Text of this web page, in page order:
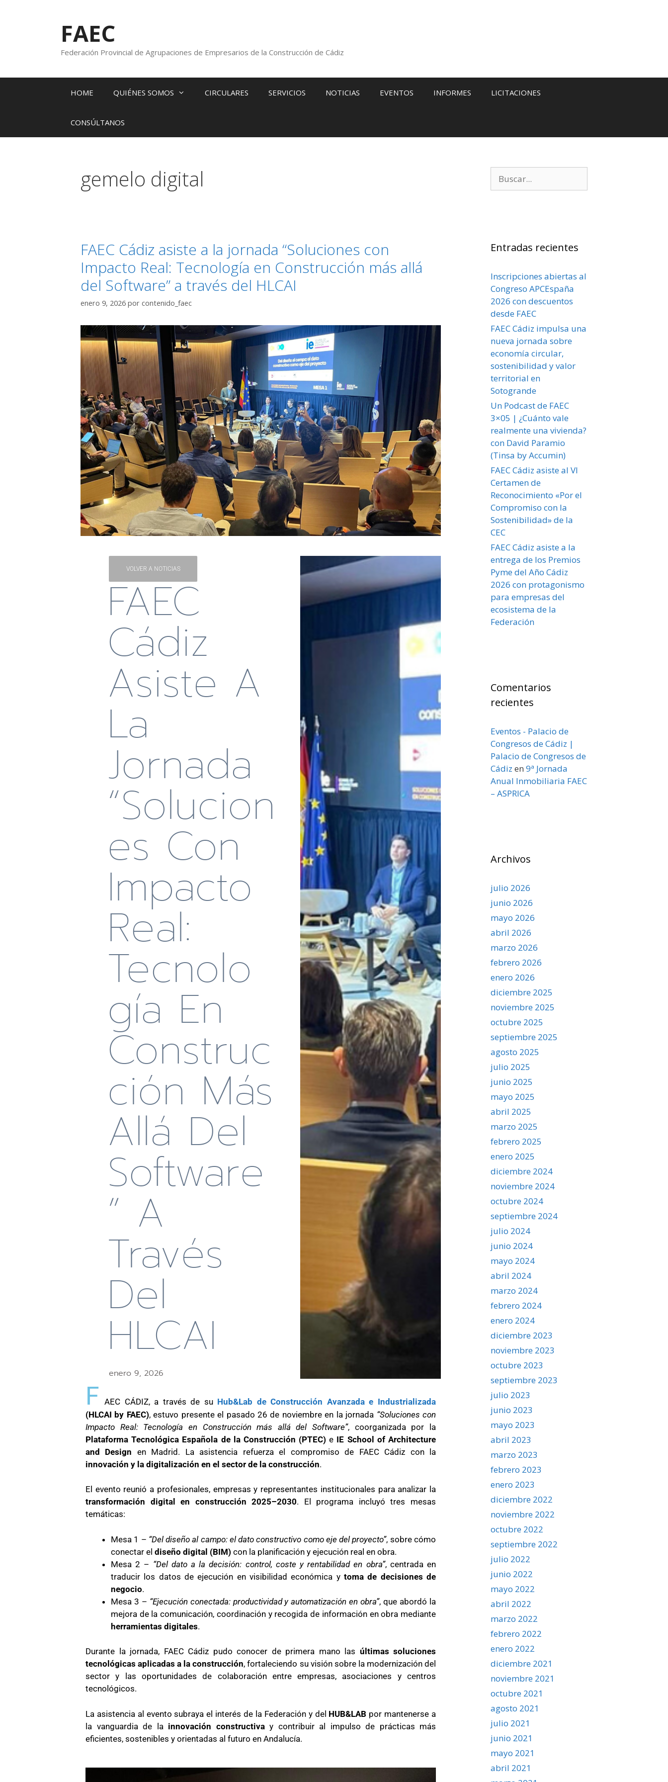
FAEC
Federación Provincial de Agrupaciones de Empresarios de la Construcción de Cádiz
HOME QUIÉNES SOMOS CIRCULARES SERVICIOS NOTICIAS EVENTOS INFORMES LICITACIONES
CONSÚLTANOS
gemelo digital
FAEC Cádiz asiste a la jornada “Soluciones con
Impacto Real: Tecnología en Construcción más allá
del Software” a través del HLCAI
enero 9, 2026 por contenido_faec
VOLVER A NOTICIAS
FAEC
Cádiz
Asiste A
La
Jornada
“Solucion
Es Con
Impacto
Real:
Tecnolo
Gía En
Construc
Ción Más
Allá Del
Software
” A
Través
Del
HLCAI
enero 9, 2026
F AEC CÁDIZ, a través de su Hub&Lab de Construcción Avanzada e Industrializada
(HLCAI by FAEC), estuvo presente el pasado 26 de noviembre en la jornada “Soluciones con
Impacto Real: Tecnología en Construcción más allá del Software”, coorganizada por la
Plataforma Tecnológica Española de la Construcción (PTEC) e IE School of Architecture
and Design en Madrid. La asistencia refuerza el compromiso de FAEC Cádiz con la
innovación y la digitalización en el sector de la construcción.
El evento reunió a profesionales, empresas y representantes institucionales para analizar la
transformación digital en construcción 2025–2030. El programa incluyó tres mesas
temáticas:
Mesa 1 – “Del diseño al campo: el dato constructivo como eje del proyecto”, sobre cómo
conectar el diseño digital (BIM) con la planificación y ejecución real en obra.
Mesa 2 – “Del dato a la decisión: control, coste y rentabilidad en obra”, centrada en
traducir los datos de ejecución en visibilidad económica y toma de decisiones de
negocio.
Mesa 3 – “Ejecución conectada: productividad y automatización en obra”, que abordó la
mejora de la comunicación, coordinación y recogida de información en obra mediante
herramientas digitales.
Durante la jornada, FAEC Cádiz pudo conocer de primera mano las últimas soluciones
tecnológicas aplicadas a la construcción, fortaleciendo su visión sobre la modernización del
sector y las oportunidades de colaboración entre empresas, asociaciones y centros
tecnológicos.
La asistencia al evento subraya el interés de la Federación y del HUB&LAB por mantenerse a
la vanguardia de la innovación constructivay contribuir al impulso de prácticas más
eficientes, sostenibles y orientadas al futuro en Andalucía.
Entradas recientes
Inscripciones abiertas al
Congreso APCEspaña
2026 con descuentos
desde FAEC
FAEC Cádiz impulsa una
nueva jornada sobre
economía circular,
sostenibilidad y valor
territorial en
Sotogrande
Un Podcast de FAEC
3×05 | ¿Cuánto vale
realmente una vivienda?
con David Paramio
(Tinsa by Accumin)
FAEC Cádiz asiste al VI
Certamen de
Reconocimiento «Por el
Compromiso con la
Sostenibilidad» de la
CEC
FAEC Cádiz asiste a la
entrega de los Premios
Pyme del Año Cádiz
2026 con protagonismo
para empresas del
ecosistema de la
Federación
Comentarios
recientes
Eventos - Palacio de
Congresos de Cádiz |
Palacio de Congresos de
Cádiz en 9ª Jornada
Anual Inmobiliaria FAEC
– ASPRICA
Archivos
julio 2026
junio 2026
mayo 2026
abril 2026
marzo 2026
febrero 2026
enero 2026
diciembre 2025
noviembre 2025
octubre 2025
septiembre 2025
agosto 2025
julio 2025
junio 2025
mayo 2025
abril 2025
marzo 2025
febrero 2025
enero 2025
diciembre 2024
noviembre 2024
octubre 2024
septiembre 2024
julio 2024
junio 2024
mayo 2024
abril 2024
marzo 2024
febrero 2024
enero 2024
diciembre 2023
noviembre 2023
octubre 2023
septiembre 2023
julio 2023
junio 2023
mayo 2023
abril 2023
marzo 2023
febrero 2023
enero 2023
diciembre 2022
noviembre 2022
octubre 2022
septiembre 2022
julio 2022
junio 2022
mayo 2022
abril 2022
marzo 2022
febrero 2022
enero 2022
diciembre 2021
noviembre 2021
octubre 2021
agosto 2021
julio 2021
junio 2021
mayo 2021
abril 2021